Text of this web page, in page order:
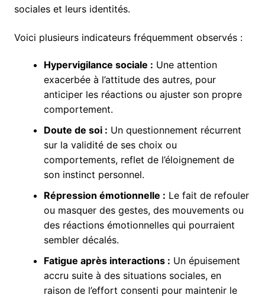
sociales et leurs identités.
Voici plusieurs indicateurs fréquemment observés :
Hypervigilance sociale : Une attention
exacerbée à l’attitude des autres, pour
anticiper les réactions ou ajuster son propre
comportement.
Doute de soi : Un questionnement récurrent
sur la validité de ses choix ou
comportements, reflet de l’éloignement de
son instinct personnel.
Répression émotionnelle : Le fait de refouler
ou masquer des gestes, des mouvements ou
des réactions émotionnelles qui pourraient
sembler décalés.
Fatigue après interactions : Un épuisement
accru suite à des situations sociales, en
raison de l’effort consenti pour maintenir le